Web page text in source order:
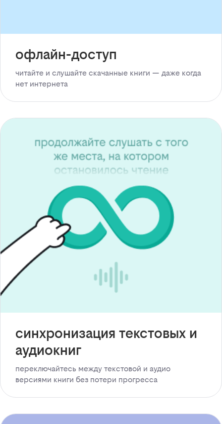
офлайн-доступ
читайте и слушайте скачанные книги — даже когда
нет интернета
синхронизация текстовых и
аудиокниг
переключайтесь между текстовой и аудио
версиями книги без потери прогресса